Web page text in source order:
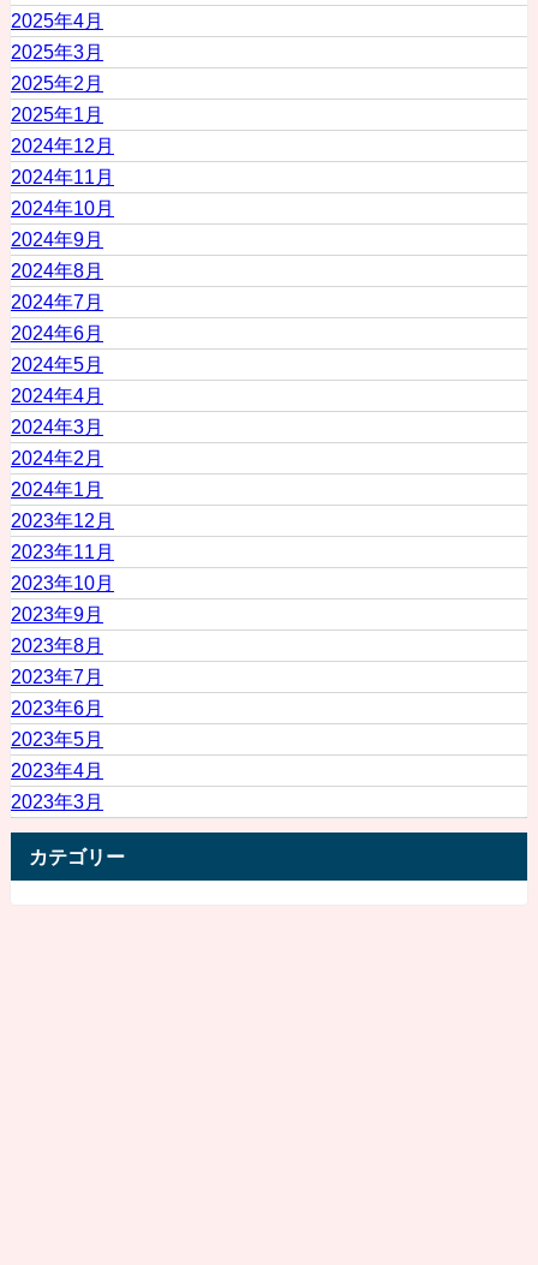
2025年4月
2025年3月
2025年2月
2025年1月
2024年12月
2024年11月
2024年10月
2024年9月
2024年8月
2024年7月
2024年6月
2024年5月
2024年4月
2024年3月
2024年2月
2024年1月
2023年12月
2023年11月
2023年10月
2023年9月
2023年8月
2023年7月
2023年6月
2023年5月
2023年4月
2023年3月
カテゴリー